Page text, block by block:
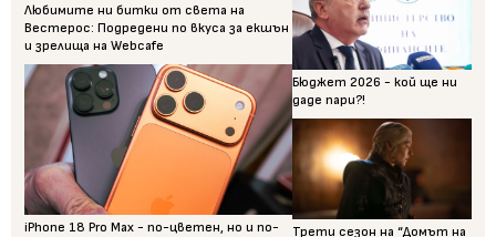
Любимите ни битки от света на
Вестерос: Подредени по вкуса за екшън
и зрелища на Webcafe
iPhone 18 Pro Max - по-цветен, но и по-
Бюджет 2026 - кой ще ни
даде пари?!
Трети сезон на “Домът на